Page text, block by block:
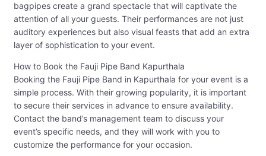
bagpipes create a grand spectacle that will captivate the
attention of all your guests. Their performances are not just
auditory experiences but also visual feasts that add an extra
layer of sophistication to your event.
How to Book the Fauji Pipe Band Kapurthala
Booking the Fauji Pipe Band in Kapurthala for your event is a
simple process. With their growing popularity, it is important
to secure their services in advance to ensure availability.
Contact the band’s management team to discuss your
event’s specific needs, and they will work with you to
customize the performance for your occasion.